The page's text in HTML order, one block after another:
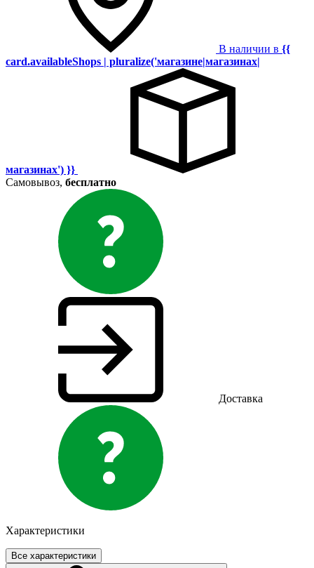
В наличии в {{
card.availableShops | pluralize('магазине|магазинах|
магазинах') }}
Самовывоз, бесплатно
Доставка
Характеристики
Все характеристики